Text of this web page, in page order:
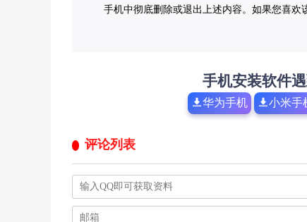
手机中彻底删除或退出上述内容。如果您喜欢
手机安装软件
华为手机 小米手
评论列表